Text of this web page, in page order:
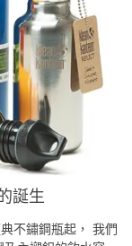
誕生
不鏽鋼瓶起， 我們